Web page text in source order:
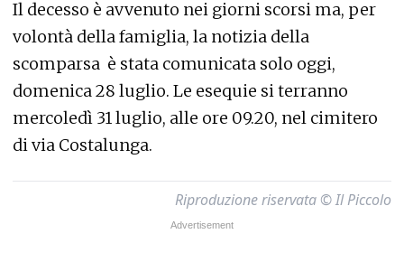
Il decesso è avvenuto nei giorni scorsi ma, per
volontà della famiglia, la notizia della
scomparsa è stata comunicata solo oggi,
domenica 28 luglio. Le esequie si terranno
mercoledì 31 luglio, alle ore 09.20, nel cimitero
di via Costalunga.
Riproduzione riservata © Il Piccolo